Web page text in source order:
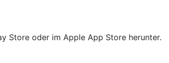
Store oder im Apple App Store herunter.